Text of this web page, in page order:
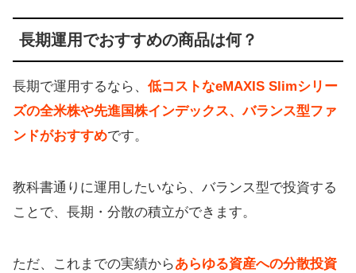
長期運用でおすすめの商品は何？
長期で運用するなら、 低コストなeMAXIS Slimシリー
ズの全米株や先進国株インデックス、バランス型ファ
ンドがおすすめです。
教科書通りに運用したいなら、バランス型で投資する
ことで、長期・分散の積立ができます。
ただ、これまでの実績からあらゆる資産への分散投資